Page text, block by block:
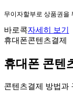
무이자할부로 상품권을
바로콕자세히 보기
휴대폰콘텐츠결제
휴대폰 콘텐
콘텐츠결제 방법과